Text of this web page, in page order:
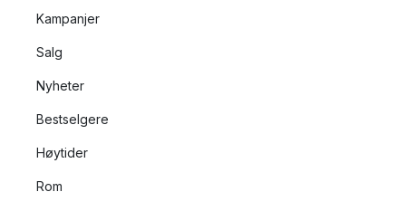
Kampanjer
Salg
Nyheter
Bestselgere
Høytider
Rom